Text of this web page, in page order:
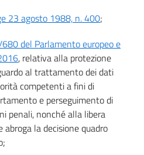
III
Sezione I
generali
23 agosto 1988, n. 400;
del Parlamento europeo e
, relativa alla protezione
al trattamento dei dati
competenti a fini di
e perseguimento di
penali, nonché alla libera
la decisione quadro